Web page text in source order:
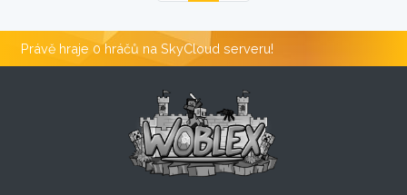
Právě hraje 0 hráčů na SkyCloud serveru!